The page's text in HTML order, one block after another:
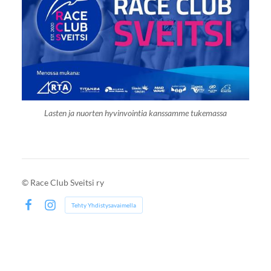
Lasten ja nuorten hyvinvointia kanssamme tukemassa
© Race Club Sveitsi ry
Instagram
Tehty Yhdistysavaimella